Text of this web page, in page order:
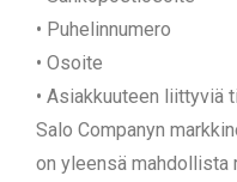
• Puhelinnumero
• Osoite
• Asiakkuuteen liittyviä
Salo Companyn
on yleensä